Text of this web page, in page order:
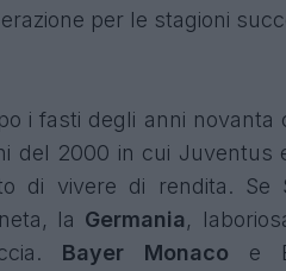
per le stagioni
i fasti degli anni novanta
del 2000 in cui Juventus
di vivere di rendita.
la Germania,
Bayer Monaco e